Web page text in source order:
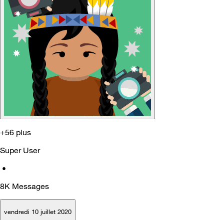
+56 plus
Super User
•
8K Messages
vendredi 10 juillet 2020